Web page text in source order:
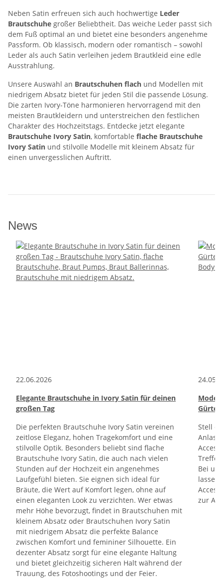
Neben Satin erfreuen sich auch hochwertige Leder
Brautschuhe großer Beliebtheit. Das weiche Leder passt sich
dem Fuß optimal an und bietet eine besonders angenehme
Passform. Ob klassisch, modern oder romantisch – sowohl
Leder als auch Satin verleihen jedem Brautkleid eine edle
Ausstrahlung.
Unsere Auswahl an Brautschuhen flach und Modellen mit
niedrigem Absatz bietet für jeden Stil die passende Lösung.
Die zarten Ivory-Töne harmonieren hervorragend mit den
meisten Brautkleidern und unterstreichen den festlichen
Charakter des Hochzeitstags. Entdecke jetzt elegante
Brautschuhe Ivory Satin, komfortable flache Brautschuhe
Ivory Satin und stilvolle Modelle mit kleinem Absatz für
einen unvergesslichen Auftritt.
News
22.06.2026
Elegante Brautschuhe in Ivory Satin für deinen
großen Tag
Die perfekten Brautschuhe Ivory Satin vereinen
zeitlose Eleganz, hohen Tragekomfort und eine
stilvolle Optik. Besonders beliebt sind flache
Brautschuhe Ivory Satin, die auch nach vielen
Stunden auf der Hochzeit ein angenehmes
Laufgefühl bieten. Sie eignen sich ideal für
Bräute, die Wert auf Komfort legen, ohne auf
einen eleganten Look zu verzichten. Wer etwas
mehr Höhe bevorzugt, findet in Brautschuhen mit
kleinem Absatz oder Brautschuhen Ivory Satin
mit niedrigem Absatz die perfekte Balance
zwischen Komfort und femininer Silhouette. Ein
dezenter Absatz sorgt für eine elegante Haltung
und bietet gleichzeitig sicheren Halt während der
Trauung, des Fotoshootings und der Feier.
Stell
Bei
zur